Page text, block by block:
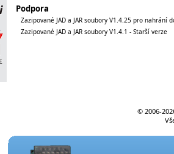
Podpora
Zazipované JAD a JAR soubory V1.4.25 pro nahrání
Zazipované JAD a JAR soubory V1.4.1 - Starší verze
© 2006-